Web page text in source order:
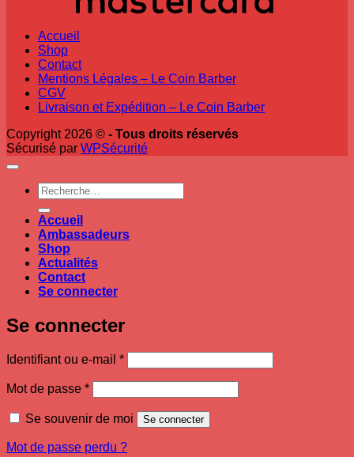
Accueil
Shop
Contact
Mentions Légales – Le Coin Barber
CGV
Livraison et Expédition – Le Coin Barber
Copyright 2026 © - Tous droits réservés
Sécurisé par WPSécurité
Recherche
pour :
Accueil
Ambassadeurs
Shop
Actualités
Contact
Se connecter
Se connecter
Identifiant ou e-mail *Obligatoire
Mot de passe *Obligatoire
Se souvenir de moi Se connecter
Mot de passe perdu ?